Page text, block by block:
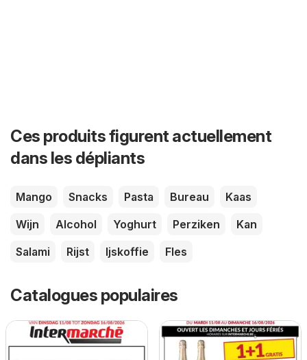
Ces produits figurent actuellement
dans les dépliants
Mango Snacks Pasta Bureau
Kaas
Wijn
Alcohol Yoghurt Perziken
Kan
Salami
Rijst Ijskoffie Fles
Catalogues populaires